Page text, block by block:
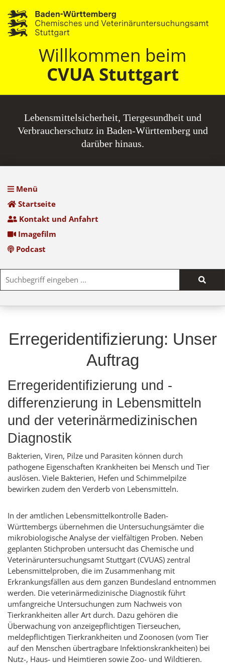
Willkommen beim
CVUA Stuttgart
Lebensmittel­sicherheit, Tiergesundheit und
Verbraucherschutz in Baden-Württemberg und
darüber hinaus.
Menü
Startseite
Kontakt und Anfahrt
Imagefilm
Podcast
Erregeridentifizierung: Unser
Auftrag
Erregeridentifizierung und -
differenzierung in Lebensmitteln
und der veterinärmedizinischen
Diagnostik
Bakterien, Viren, Pilze und Parasiten können durch
pathogene Eigenschaften Krankheiten bei Mensch und Tier
auslösen. Viele Bakterien, Hefen und Schimmelpilze
bewirken zudem den Verderb von Lebensmitteln.
In der amtlichen Lebensmittelkontrolle Baden-
Württembergs übernehmen die Untersuchungsämter die
mikrobiologische Analyse der vielfältigen Proben. Neben
geplanten Stichproben untersucht das Chemische und
Veterinäruntersuchungsamt Stuttgart (CVUAS) zentral
Lebensmittelproben, die im Zusammenhang mit
Erkrankungsfällen aus dem ganzen Bundesland entnommen
werden. Die veterinärmedizinische Diagnostik führt
umfangreiche Untersuchungen zum Nachweis von
Tierkrankheiten aller Art durch. Dazu gehören die
Überwachung von anzeigepflichtigen Tierseuchen,
meldepflichtigen Tierkrankheiten und Zoonosen (vom Tier
auf den Menschen übertragbare Infektionskrankheiten) bei
Nutz-, Haus- und Heimtieren sowie Zoo- und Wildtieren.